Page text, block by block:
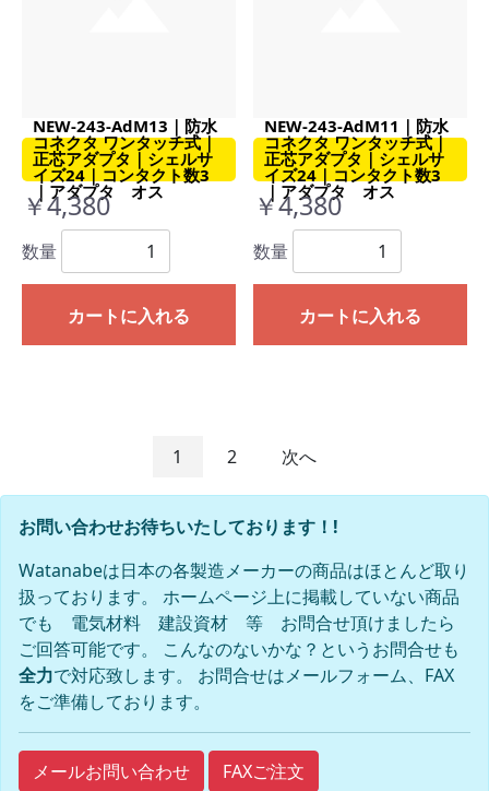
NEW-243-AdM13｜防水
コネクタ ワンタッチ式｜
正芯アダプタ｜シェルサ
イズ24｜コンタクト数3
｜アダプタ オス
￥4,380
数量
カートに入れる
NEW-243-AdM11｜防水
コネクタ ワンタッチ式｜
正芯アダプタ｜シェルサ
イズ24｜コンタクト数3
｜アダプタ オス
￥4,380
数量
カートに入れる
1 2 次へ
お問い合わせお待ちいたしております！!
Watanabeは日本の各製造メーカーの商品はほとんど取り
扱っております。 ホームページ上に掲載していない商品
でも 電気材料 建設資材 等 お問合せ頂けましたら
ご回答可能です。 こんなのないかな？というお問合せも
全力で対応致します。 お問合せはメールフォーム、FAX
をご準備しております。
メールお問い合わせ
FAXご注文